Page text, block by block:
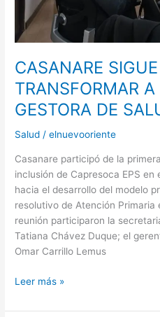
CASANARE
TRANSFORMAR
GESTORA DE
Salud /elnuevooriente
Casanare participó de la
inclusión de Capresoca EPS
hacia el desarrollo del modelo
resolutivo de Atención Primaria
reunión participaron la
Tatiana Chávez Duque; el
Omar Carrillo Lemus
VIDA
Leer más »